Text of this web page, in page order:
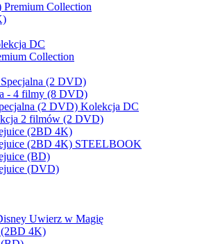
Collection
DC
Collection
(2 DVD)
- 4 filmy (8 DVD)
(2 DVD) Kolekcja DC
2 filmów (2 DVD)
(2BD 4K)
(2BD 4K) STEELBOOK
(BD)
(DVD)
Uwierz w Magię
(2BD 4K)